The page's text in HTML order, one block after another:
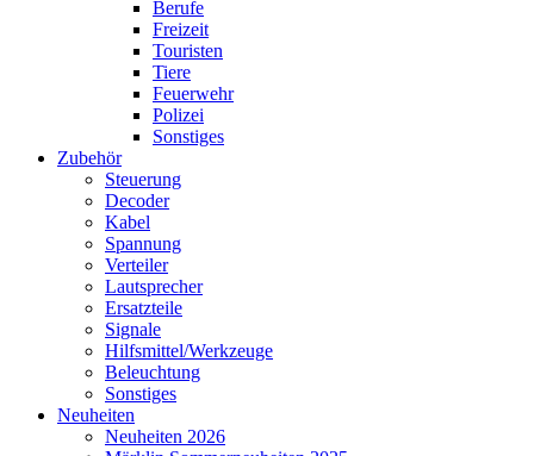
Berufe
Freizeit
Touristen
Tiere
Feuerwehr
Polizei
Sonstiges
Zubehör
Steuerung
Decoder
Kabel
Spannung
Verteiler
Lautsprecher
Ersatzteile
Signale
Hilfsmittel/Werkzeuge
Beleuchtung
Sonstiges
Neuheiten
Neuheiten 2026